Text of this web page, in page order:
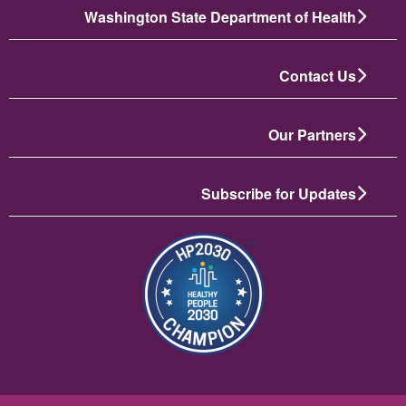
Washington State Department of Health
Contact Us
Our Partners
Subscribe for Updates
תמונה